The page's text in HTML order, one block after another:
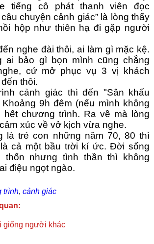
tiếng cô phát thanh viên đọc
chuyện cảnh giác” là lòng thấy
hộp như thiên hạ đi gặp người
nghe đài thôi, ai làm gì mặc kệ.
ai bảo gì bọn mình cũng chẳng
cứ mở phục vụ 3 vị khách
thôi.
cảnh giác thì đến "Sân khấu
9h đêm (nếu mình không
hết chương trình. Ra về mà lòng
xúc về vở kịch vừa nghe.
là trẻ con những năm 70, 80 thì
cả một bầu trời kí ức. Đời sống
thốn nhưng tình thần thì không
điệu ngọt ngào.
trình, cảnh giác
giống người khác